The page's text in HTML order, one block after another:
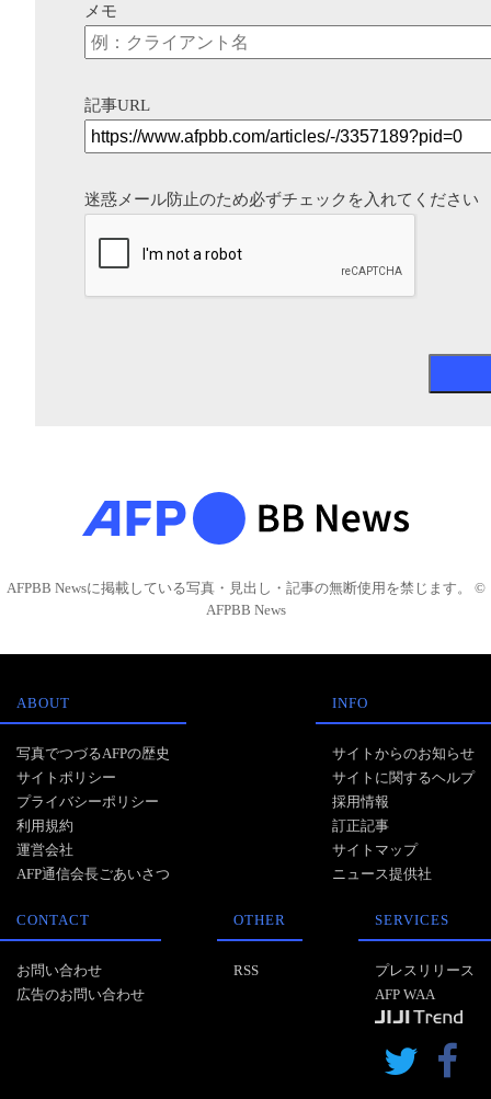
メモ
記事URL
迷惑メール防止のため必ずチェックを入れてください
AFPBB Newsに掲載している写真・見出し・記事の無断使用を禁じます。 ©
AFPBB News
ABOUT
写真でつづるAFPの歴史
サイトポリシー
プライバシーポリシー
利用規約
運営会社
AFP通信会長ごあいさつ
INFO
サイトからのお知らせ
サイトに関するヘルプ
採用情報
訂正記事
サイトマップ
ニュース提供社
CONTACT
お問い合わせ
広告のお問い合わせ
OTHER
RSS
SERVICES
プレスリリース
AFP WAA